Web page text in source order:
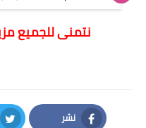
نتمنى للجميع
نشر